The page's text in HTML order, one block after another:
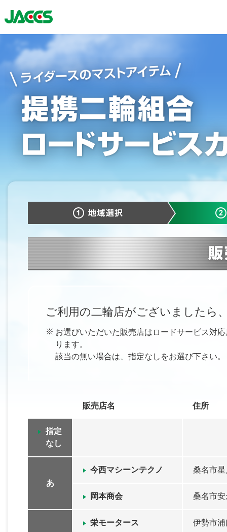
ご利用の二輪店がございましたら
※ お選びいただいた販売店はロードサービス対
ります。
該当の無い場合は、指定なしをお選び下さい。
販売店名 住所
指定
なし
あ
今西マシーンテクノ 桑名市
岡本商会 桑名市
栄モータース 伊勢市